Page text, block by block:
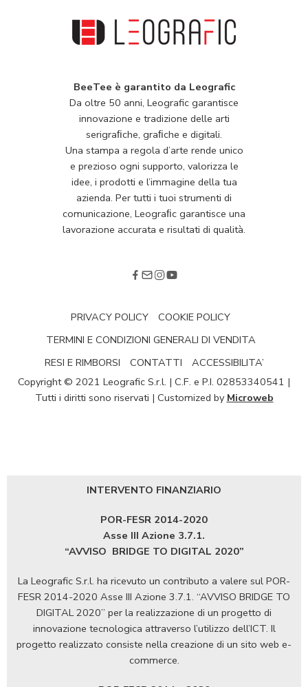
BeeTee è garantito da Leografic
Da oltre 50 anni, Leografic garantisce
innovazione e tradizione delle arti
serigraﬁche, graﬁche e digitali.
Una stampa a regola d’arte rende unico
e prezioso ogni supporto, valorizza le
idee, i prodotti e l’immagine della tua
azienda. Per tutti i tuoi strumenti di
comunicazione, Leograﬁc garantisce una
lavorazione accurata e risultati di qualità.
PRIVACY POLICY
COOKIE POLICY
TERMINI E CONDIZIONI GENERALI DI VENDITA
RESI E RIMBORSI
CONTATTI
ACCESSIBILITA’
Copyright © 2021 Leografic S.r.l. | C.F. e P.I. 02853340541 |
Tutti i diritti sono riservati | Customized by Microweb
INTERVENTO FINANZIARIO
POR-FESR 2014-2020
Asse III Azione 3.7.1.
“AVVISO BRIDGE TO DIGITAL 2020”
La Leografic S.r.l. ha ricevuto un contributo a valere sul POR-
FESR 2014-2020 Asse III Azione 3.7.1. “AVVISO BRIDGE TO
DIGITAL 2020” per la realizzazione di un progetto di
innovazione tecnologica attraverso l’utilizzo dell’ICT. Il
progetto realizzato consiste nella creazione di un sito web e-
commerce.